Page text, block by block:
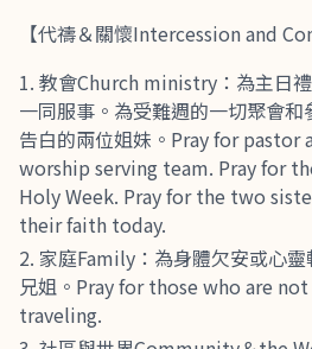
【代禱＆關懷Intercession and
教會Church ministry：為主日
一同服事。為受難週的一切聚會
告白的兩位姐妹。Pray for pastor
worship serving team. Pray for
Holy Week. Pray for the two
their faith today.
家庭Family：為身體欠安或心
兄姐。Pray for those who are
traveling.